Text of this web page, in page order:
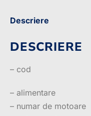
Descriere
DESCRIERE
– cod
–
– numar de